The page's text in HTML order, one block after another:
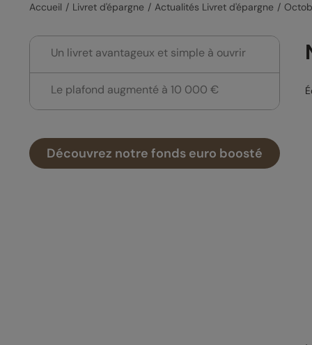
Accueil Livret d'épargne Actualités Livret d'épargne
Un livret avantageux et simple à ouvrir
Le plafond augmenté à 10 000 €
Découvrez notre fonds euro boosté